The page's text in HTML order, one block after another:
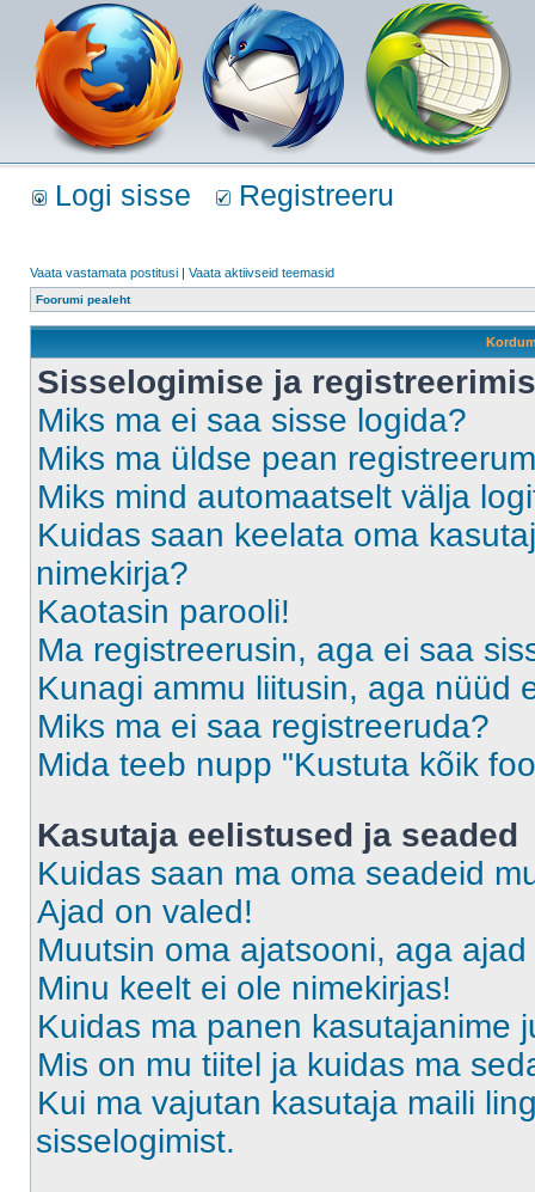
Logi sisse Registreeru
Vaata vastamata postitusi | Vaata aktiivseid teemasid
Foorumi pealeht
Sisselogimise ja
Miks ma ei saa sisse logida?
Miks ma üldse pean
Miks mind automaatselt välja
Kuidas saan keelata oma
nimekirja?
Kaotasin parooli!
Ma registreerusin, aga ei saa
Kunagi ammu liitusin, aga nüüd
Miks ma ei saa registreeruda?
Mida teeb nupp "Kustuta kõik
Kasutaja eelistused ja seaded
Kuidas saan ma oma seadeid
Ajad on valed!
Muutsin oma ajatsooni, aga
Minu keelt ei ole nimekirjas!
Kuidas ma panen kasutajanime
Mis on mu tiitel ja kuidas ma
Kui ma vajutan kasutaja maili
sisselogimist.